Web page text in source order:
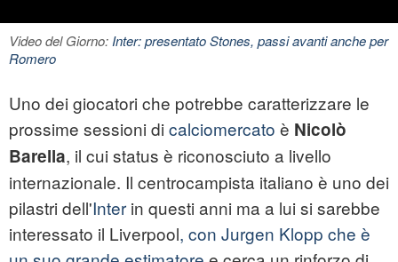
Video del Giorno:Inter: presentato Stones, passi avanti anche per
Romero
Uno dei giocatori che potrebbe caratterizzare le
prossime sessioni di calciomercato è Nicolò
Barella, il cui status è riconosciuto a livello
internazionale. Il centrocampista italiano è uno dei
pilastri dell'Inter in questi anni ma a lui si sarebbe
interessato il Liverpool, con Jurgen Klopp che è